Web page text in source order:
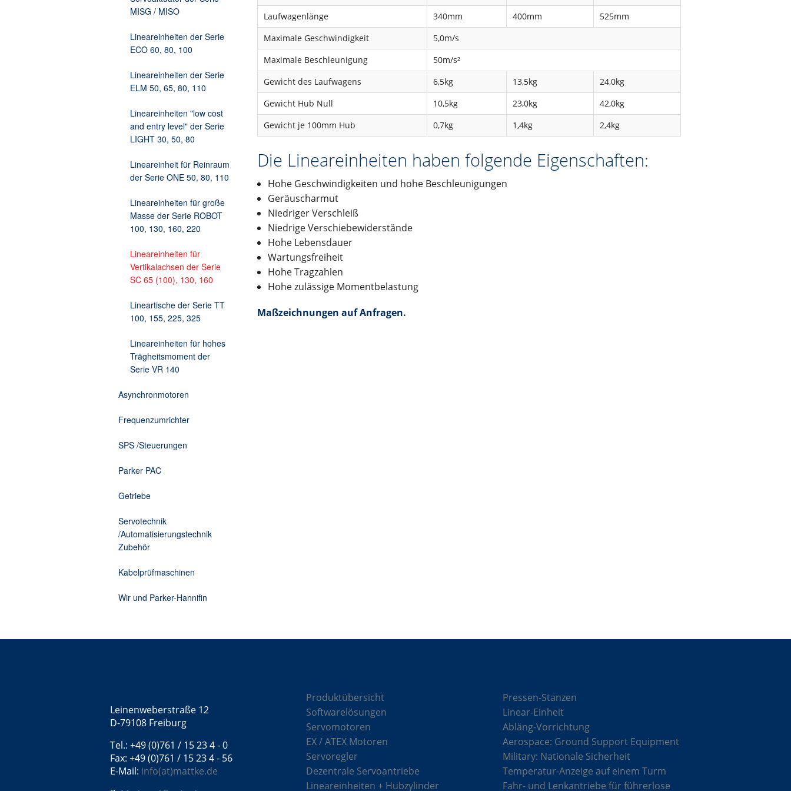
Zusatzelektronik
Kabelprüfmaschine Torsionstest
MISG / MISO
Lineareinheiten der Serie
ECO 60, 80, 100
Lineareinheiten der Serie
ELM 50, 65, 80, 110
Lineareinheiten "low cost
and entry level" der Serie
LIGHT 30, 50, 80
Lineareinheit für Reinraum
der Serie ONE 50, 80, 110
Lineareinheiten für große
Masse der Serie ROBOT
100, 130, 160, 220
Lineareinheiten für
Vertikalachsen der Serie
SC 65 (100), 130, 160
Lineartische der Serie TT
100, 155, 225, 325
Lineareinheiten für hohes
Trägheitsmoment der
Serie VR 140
Asynchronmotoren
Frequenzumrichter
SPS /Steuerungen
Parker PAC
Getriebe
Servotechnik
/Automatisierungstechnik
Zubehör
Kabelprüfmaschinen
Wir und Parker-Hannifin
Laufwagenlänge
340mm 400mm
525mm
Maximale Geschwindigkeit
5,0m/s
Maximale Beschleunigung
50m/s²
Gewicht des Laufwagens
6,5kg 13,5kg
24,0kg
Gewicht Hub Null
10,5kg 23,0kg
42,0kg
Gewicht je 100mm Hub
0,7kg 1,4kg 2,4kg
Die Lineareinheiten haben folgende Eigenschaften:
Hohe Geschwindigkeiten und hohe Beschleunigungen
Geräuscharmut
Niedriger Verschleiß
Niedrige Verschiebewiderstände
Hohe Lebensdauer
Wartungsfreiheit
Hohe Tragzahlen
Hohe zulässige Momentbelastung
Maßzeichnungen auf Anfragen.
Leinenweberstraße 12
D-79108 Freiburg
Tel.: +49 (0)761 / 15 23 4 - 0
Fax: +49 (0)761 / 15 23 4 - 56
E-Mail: info(at)mattke.de
Produktübersicht
Softwarelösungen
Servomotoren
EX / ATEX Motoren
Servoregler
Dezentrale Servoantriebe
Lineareinheiten + Hubzylinder
Pressen-Stanzen
Linear-Einheit
Abläng-Vorrichtung
Aerospace: Ground Support Equipment
Military: Nationale Sicherheit
Temperatur-Anzeige auf einem Turm
Fahr- und Lenkantriebe für führerlose